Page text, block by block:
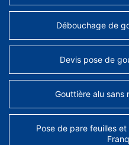
Débouchage de
Devis pose de
Gouttière alu sans
Pose de pare feuilles